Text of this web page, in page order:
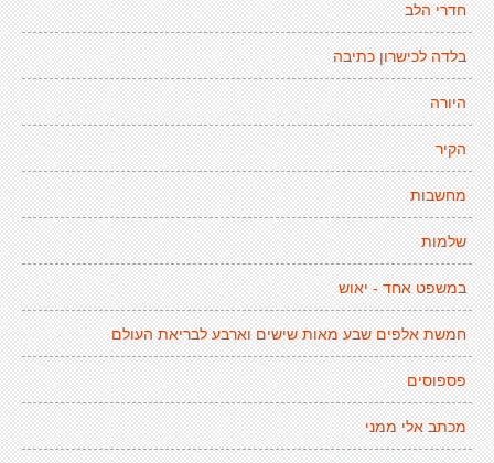
חדרי הלב
בלדה לכישרון כתיבה
היורה
הקיר
מחשבות
שלמות
במשפט אחד - יאוש
חמשת אלפים שבע מאות שישים וארבע לבריאת העולם
פספוסים
מכתב אלי ממני